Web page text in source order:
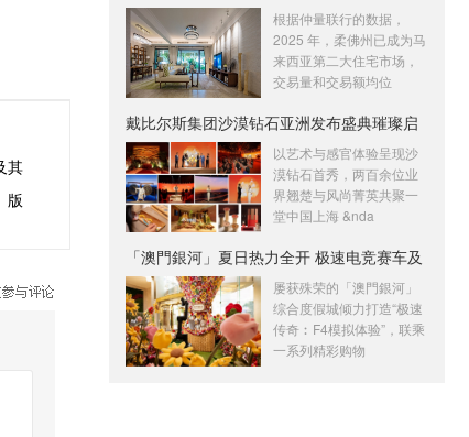
其
版
根据仲量联行的数据，
2025 年，柔佛州已成为马
来西亚第二大住宅市场，
交易量和交易额均位
戴比尔斯集团沙漠钻石亚洲发布盛典璀璨启
幕
以艺术与感官体验呈现沙
漠钻石首秀，两百余位业
界翘楚与风尚菁英共聚一
堂中国上海 &nda
「澳門銀河」夏日热力全开 极速电竞赛车及
屡获殊荣的「澳門銀河」
综合度假城倾力打造“极速
传奇︰F4模拟体验”，联乘
一系列精彩购物